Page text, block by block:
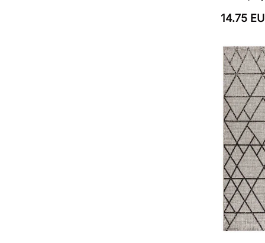
14.75